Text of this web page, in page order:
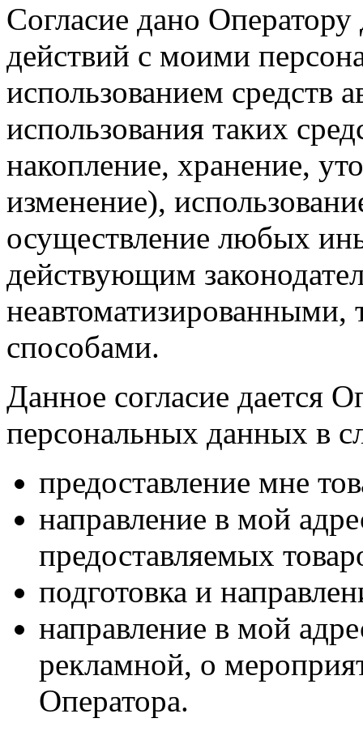
Согласие дано
действий с моими
использованием средств
использования таких
накопление, хранение,
изменение),
осуществление любых
действующим
неавтоматизированными,
способами.
Данное согласие дается
персональных данных в
предоставление мне
направление в мой
предоставляемых
подготовка и
направление в мой
рекламной, о
Оператора.